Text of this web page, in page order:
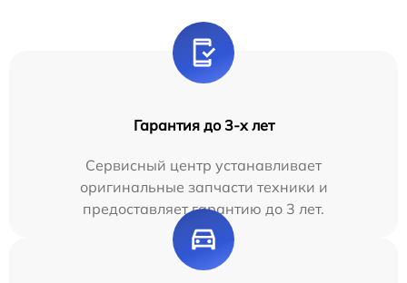
Гарантия до 3-х лет
Сервисный центр устанавливает
оригинальные запчасти техники и
предоставляет гарантию до 3 лет.